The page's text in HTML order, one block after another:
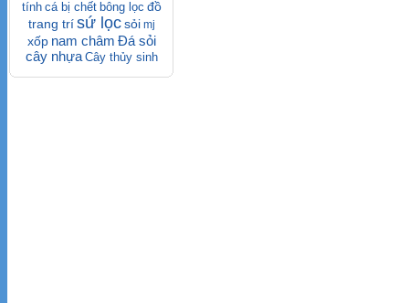
tính cá bị chết bông lọc đồ
trang trí sứ lọc sỏi mj
xốp nam châm Đá sỏi
cây nhựa Cây thủy sinh